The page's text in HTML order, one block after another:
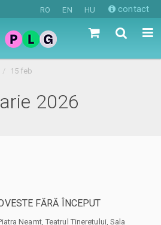
RO EN HU contact
15 feb
2026
FĂRĂ ÎNCEPUT
Neamt, Teatrul Tineretului, Sala